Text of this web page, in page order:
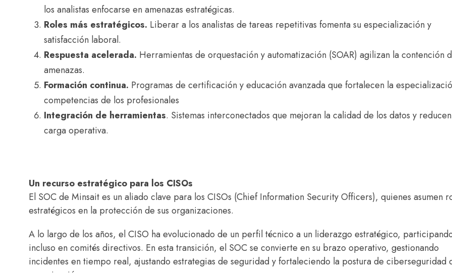
los analistas enfocarse en amenazas estratégicas.
Roles más estratégicos. Liberar a los analistas de tareas repetitivas fomenta su especialización y
satisfacción laboral.
Respuesta acelerada. Herramientas de orquestación y automatización (SOAR) agilizan la contención
amenazas.
Formación continua. Programas de certificación y educación avanzada que fortalecen la
competencias de los profesionales
Integración de herramientas. Sistemas interconectados que mejoran la calidad de los datos y
carga operativa.
Un recurso estratégico para los CISOs
El SOC de Minsait es un aliado clave para los CISOs (Chief Information Security Officers), quienes asumen
estratégicos en la protección de sus organizaciones.
A lo largo de los años, el CISO ha evolucionado de un perfil técnico a un liderazgo estratégico,
incluso en comités directivos. En esta transición, el SOC se convierte en su brazo operativo, gestionando
incidentes en tiempo real, ajustando estrategias de seguridad y fortaleciendo la postura de ciberseguridad